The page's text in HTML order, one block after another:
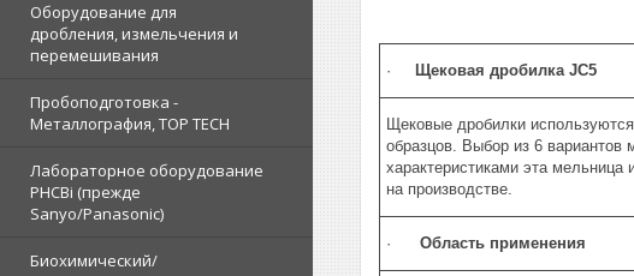
Оборудование для
дробления, измельчения и
перемешивания
Пробоподготовка -
Металлография, TOP TECH
Лабораторное оборудование
PHCBi (прежде
Sanyo/Panasonic)
Биохимический/
· Щековая дробилка JC5
Щековые дробилки
образцов. Выбор из 6 вариантов
характеристиками эта мельница
на производстве.
· Область применения